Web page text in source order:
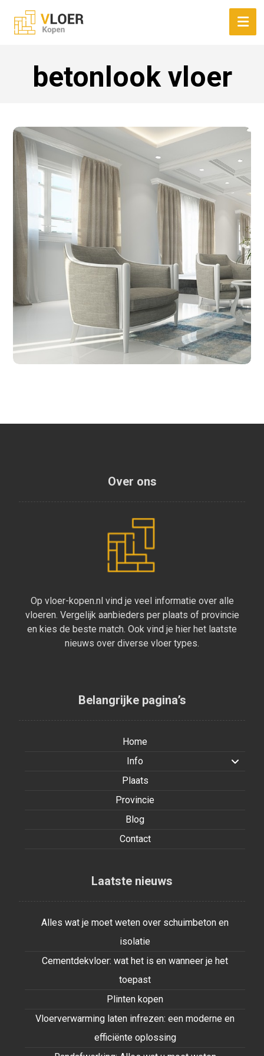
betonlook vloer
Over ons
Op vloer-kopen.nl vind je veel informatie over alle
vloeren. Vergelijk aanbieders per plaats of provincie
en kies de beste match. Ook vind je hier het laatste
nieuws over diverse vloer types.
Belangrijke pagina’s
Home
Info
Plaats
Provincie
Blog
Contact
Laatste nieuws
Alles wat je moet weten over schuimbeton en
isolatie
Cementdekvloer: wat het is en wanneer je het
toepast
Plinten kopen
Vloerverwarming laten infrezen: een moderne en
efficiënte oplossing